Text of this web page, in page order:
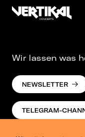
Wir lassen was
NEWSLETTER
TELEGRAM-